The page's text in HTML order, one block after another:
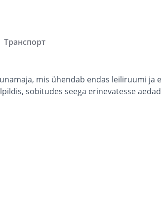
mis ühendab endas leiliruumi
sobitudes seega erinevatesse
Транспорт